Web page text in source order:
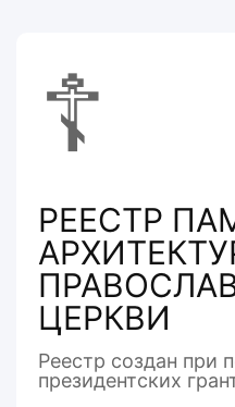
☦
РЕЕСТР
ЦЕРКВИ
Реестр создан при
президентcких